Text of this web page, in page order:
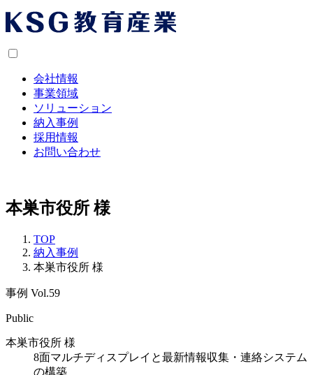
会社情報
事業領域
ソリューション
納入事例
採用情報
お問い合わせ
本巣市役所 様
TOP
納入事例
本巣市役所 様
事例 Vol.59
Public
本巣市役所 様
8面マルチディスプレイと最新情報収集・連絡システム
の構築